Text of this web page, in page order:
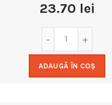
23.70 lei
ADAUGĂ ÎN COȘ